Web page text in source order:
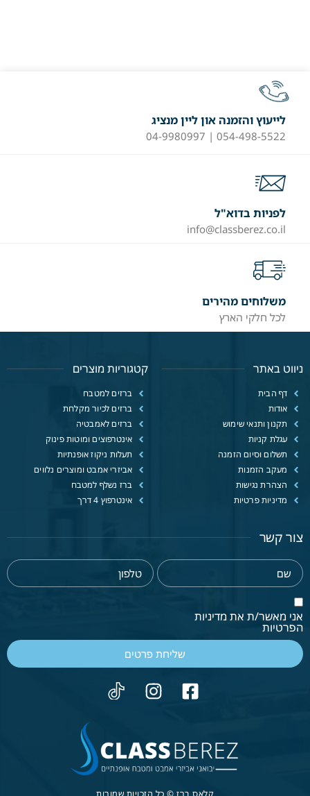
לייעוץ והזמנה און ליין מנציג
054-498-5522 | 04-9980997
לפניות בדוא"ל
info@classberez.co.il
משלוחים מהירים
לכל חלקי הארץ
ניווט באתר
דף הבית
אודות
תקנון ותנאי שימוש
עגלת קניות
תשלום וסיום הזמנה
מעקב הזמנות
הצהרת נגישות
מדיניות פרטיות
קטגוריות מוצרים
ברזים למטבח
ברזים לכיור מקלחת
ברזים לאמבטיה
אינטרפוצים ומוטות פינוק
תעלות ניקוז אופנתיות
אביזרי אמבט ומוצרים נלווים
ברז נשלף למטבח
אינטרפוץ 4 דרך
צור קשר
אני מאשר/ת את מדיניות
הפרטיות
שליחת פרטים